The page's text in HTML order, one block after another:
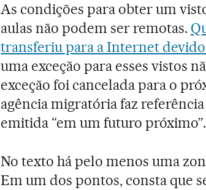
As condições para obter um
aulas não podem ser remotas.
transferiu para a Internet
uma exceção para esses vistos
exceção foi cancelada para o
agência migratória faz
emitida “em um futuro próximo”.
No texto há pelo menos uma
Em um dos pontos, consta que